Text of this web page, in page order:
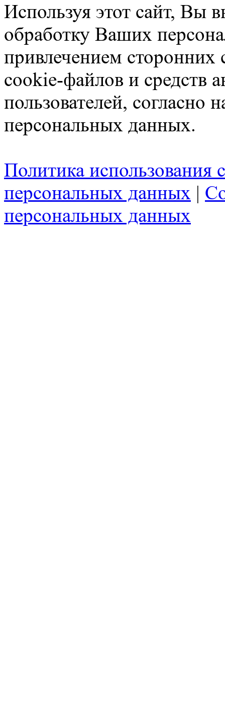
Используя этот сайт, Вы
обработку Ваших
привлечением сторонних
cookie-файлов и средств
пользователей, согласно
персональных данных.
Политика использования
персональных данных |
персональных данных